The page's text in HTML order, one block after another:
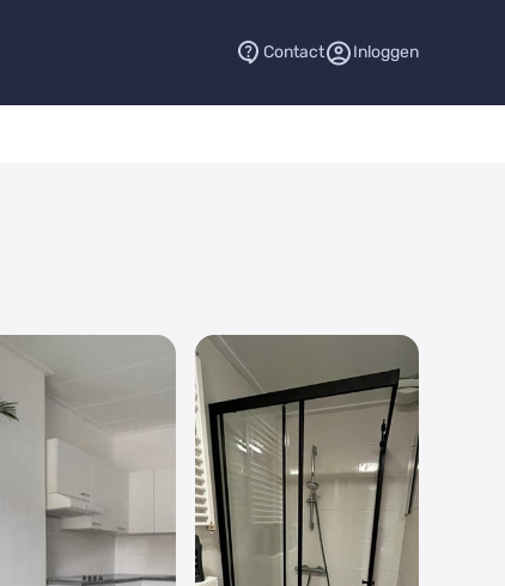
Contact Inloggen